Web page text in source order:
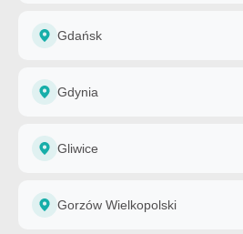
Gdańsk
Gdynia
Gliwice
Gorzów Wielkopolski